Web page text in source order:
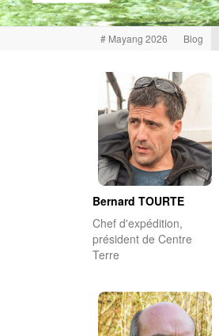
# Mayang 2026 Blog
Bernard TOURTE
Chef d'expédition,
président de Centre
Terre